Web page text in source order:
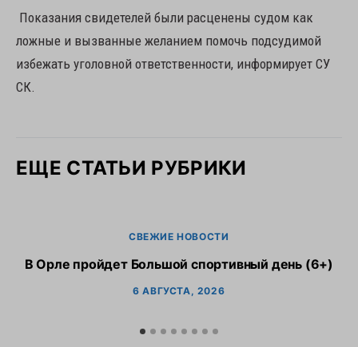
Показания свидетелей были расценены судом как
ложные и вызванные желанием помочь подсудимой
избежать уголовной ответственности, информирует СУ
СК.
ЕЩЕ СТАТЬИ РУБРИКИ
СВЕЖИЕ НОВОСТИ
В Орле пройдет Большой спортивный день (6+)
6 АВГУСТА, 2026